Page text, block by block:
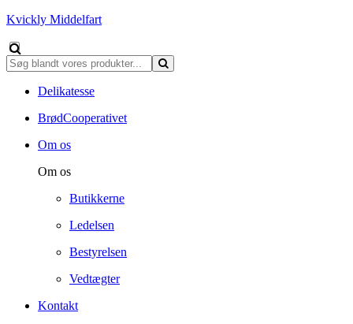
Kvickly Middelfart
Delikatesse
BrødCooperativet
Om os
Om os
Butikkerne
Ledelsen
Bestyrelsen
Vedtægter
Kontakt